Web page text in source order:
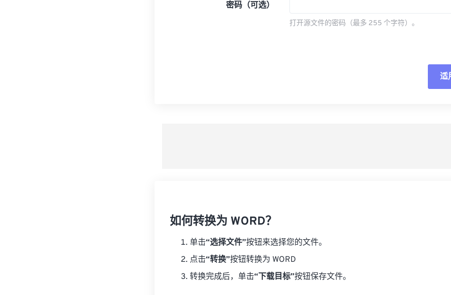
密码（可选）
打开源文件的密码（最多 255 个字符）。
适
如何转换为 WORD？
单击“选择文件”按钮来选择您的文件。
点击“转换”按钮转换为 WORD
转换完成后，单击“下载目标”按钮保存文件。